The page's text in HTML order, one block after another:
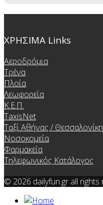
ΧΡΗΣΙΜΑ Links
Αεροδρόμια
Τρένα
Πλοία
Λεωφορεία
Κ.Ε.Π.
TaxisNet
Ταξί Αθήνας /
Νοσοκομεία
Φαρμακεία
Τηλεφωνικός Κατάλογος
© 2026 dailyfun.gr all rights